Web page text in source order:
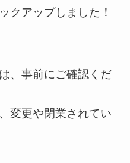
クアップしました！
、事前にご確認くだ
変更や閉業されてい